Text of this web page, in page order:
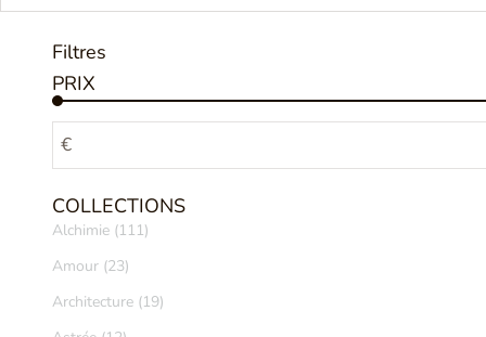
Filtres
PRIX
€
COLLECTIONS
Alchimie (111)
Amour (23)
Architecture (19)